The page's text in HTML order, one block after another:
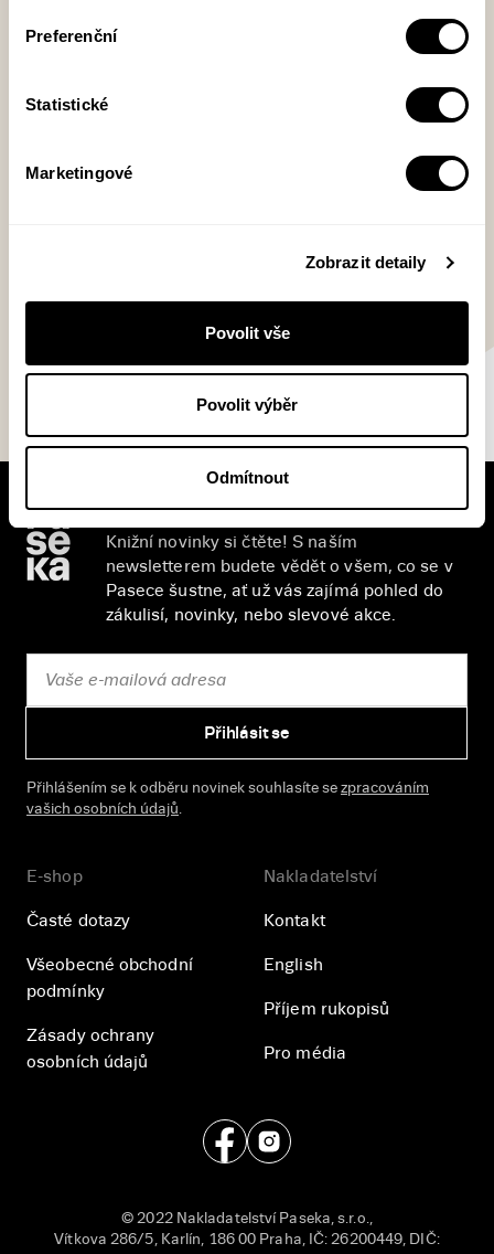
Preferenční
Statistické
Marketingové
Zobrazit detaily
Povolit vše
Povolit výběr
Odmítnout
nejistota, úzkost, krize, polarizace – těmito slovy často
současnost nejlépe, vyskočil na něj zničehonic podivný
zorientovat. Jak na něj reaguje současná beletrie?
Pokulhává literatura za realitou, nebo i v dnešní próze
Knižní novinky si čtěte! S naším
newsletterem budete vědět o všem, co se v
Pasece šustne, ať už vás zajímá pohled do
zákulisí, novinky, nebo slevové akce.
Přihlásit se
Přihlášením se k odběru novinek souhlasíte se zpracováním
vašich osobních údajů
E-shop
Časté dotazy
Všeobecné obchodní
podmínky
Zásady ochrany
osobních údajů
Nakladatelství
Kontakt
English
Příjem rukopisů
Pro média
© 2022 Nakladatelství Paseka, s.r.o.,
Vítkova 286/5, Karlín, 186 00 Praha, IČ: 26200449, DIČ: